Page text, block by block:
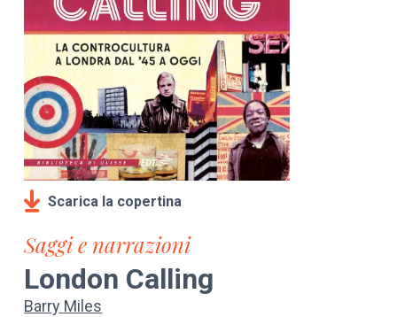
Scarica la copertina
Saggi e narrazioni
London Calling
Barry Miles